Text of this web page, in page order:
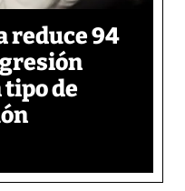
reduce 94
de